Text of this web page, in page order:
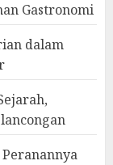
Gastronomi
dalam